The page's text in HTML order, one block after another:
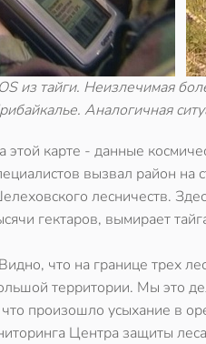
из тайги. Неизлечимая
Аналогичная
этой карте - данные
вызвал район на
лесничеств.
гектаров, вымирает
что на границе трех
территории. Мы это
произошло усыхание в
Центра защиты